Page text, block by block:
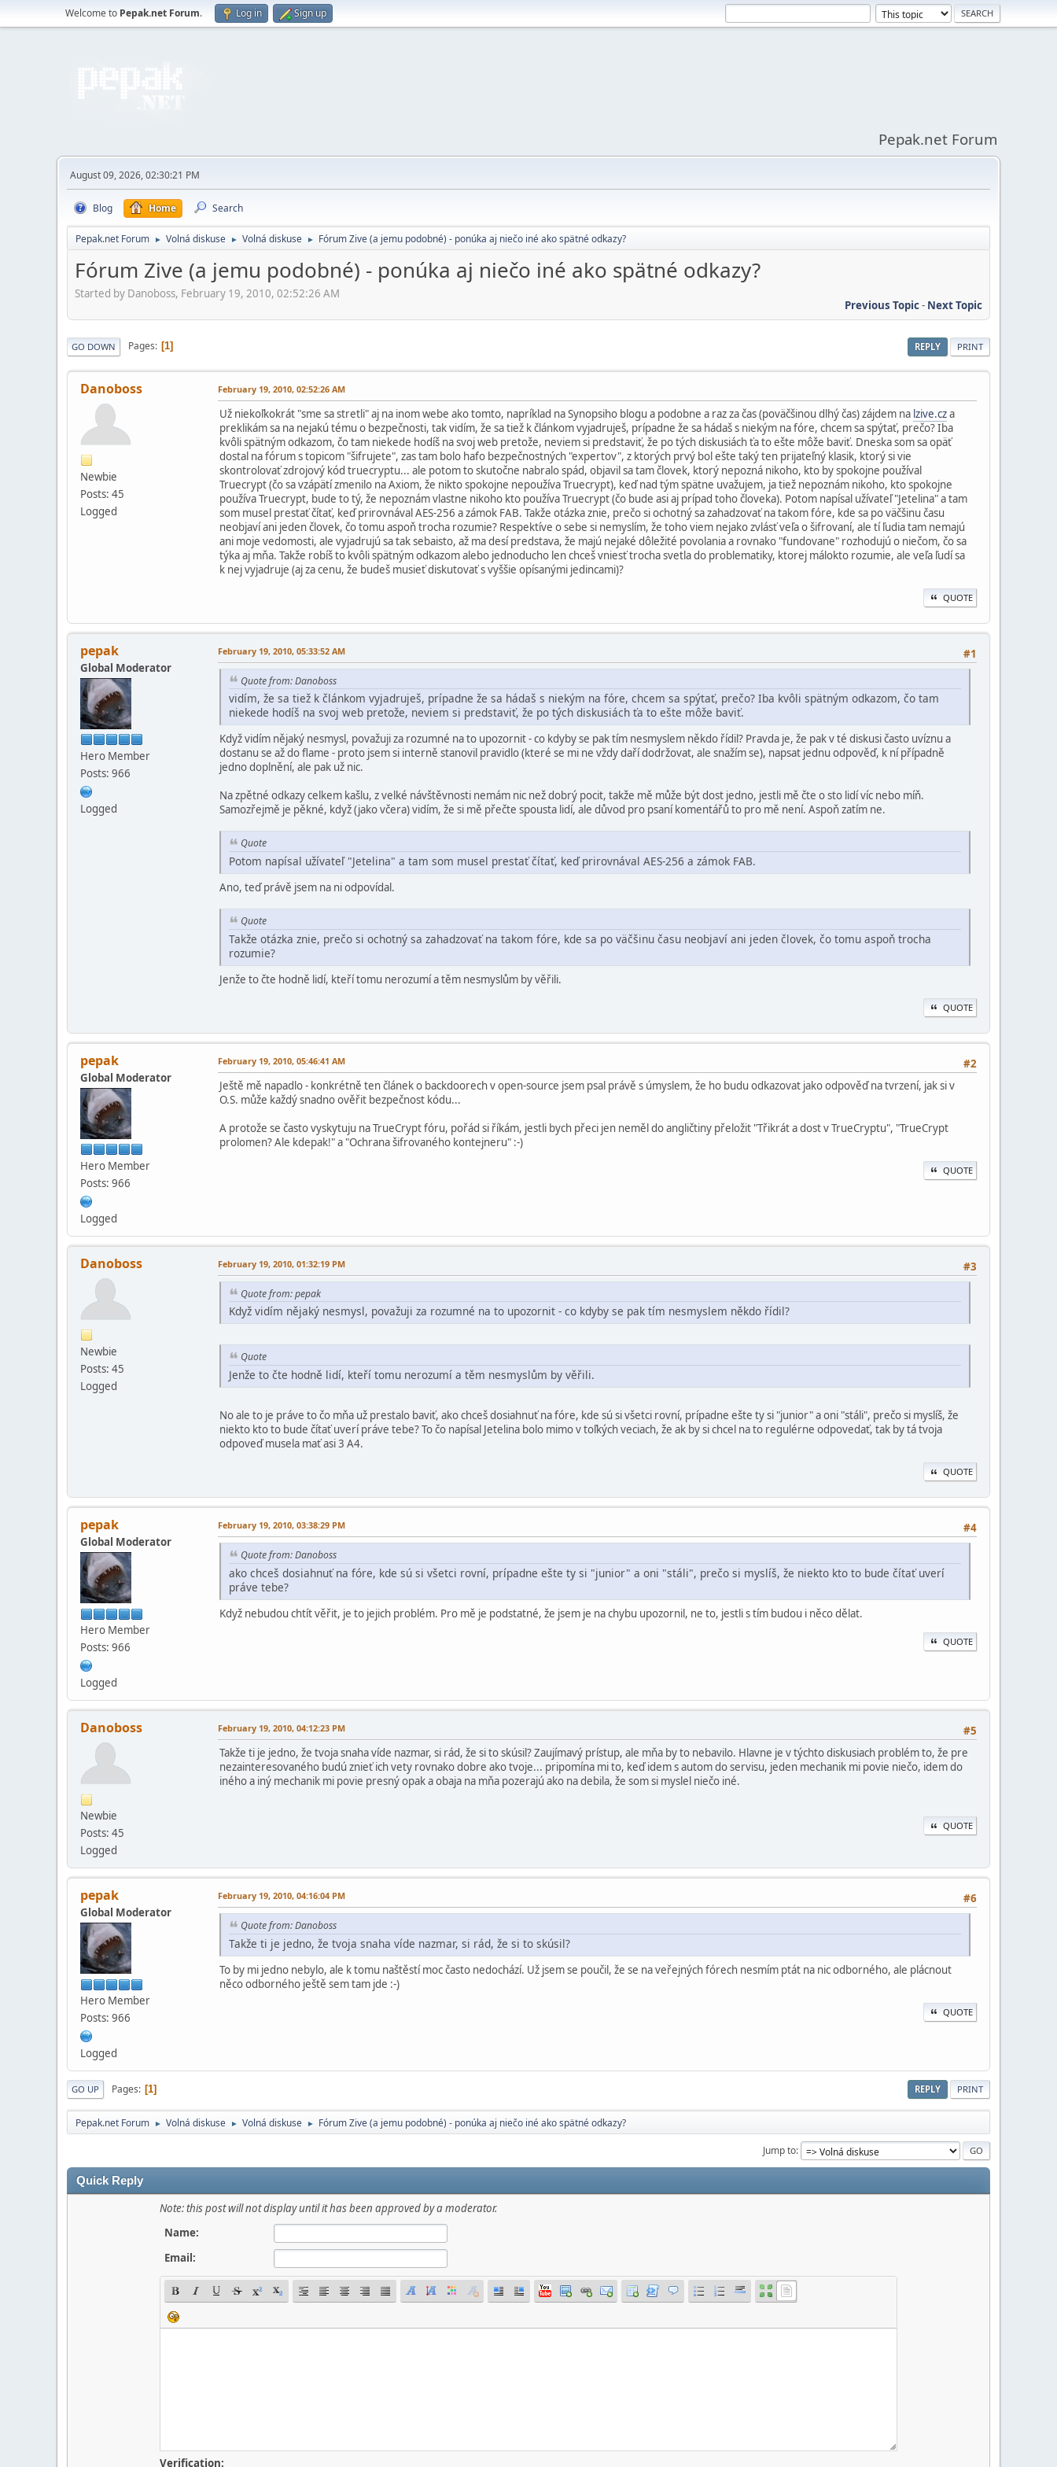
Welcome to Pepak.net Forum. Log in Sign up
Pepak.net Forum
August 09, 2026, 02:30:21 PM
Blog Home Search
Pepak.net Forum ► Volná diskuse ► Volná diskuse ► Fórum Zive (a jemu podobné) - ponúka aj niečo iné ako spätné odkazy?
Fórum Zive (a jemu podobné) - ponúka aj niečo iné ako spätné odkazy?
Started by Danoboss, February 19, 2010, 02:52:26 AM
Previous Topic- Next Topic
REPLY PRINT
GO DOWN Pages 1
Danoboss
Newbie
Posts: 45
Logged
February 19, 2010, 02:52:26 AM
Už niekoľkokrát "sme sa stretli" aj na inom webe ako tomto, napríklad na Synopsiho blogu a podobne a raz za čas (poväčšinou dlhý čas) zájdem na lzive.cza
preklikám sa na nejakú tému o bezpečnosti, tak vidím, že sa tiež k článkom vyjadruješ, prípadne že sa hádaš s niekým na fóre, chcem sa spýtať, prečo? Iba
kvôli spätným odkazom, čo tam niekede hodíš na svoj web pretože, neviem si predstaviť, že po tých diskusiách ťa to ešte môže baviť. Dneska som sa opäť
dostal na fórum s topicom "šifrujete", zas tam bolo hafo bezpečnostných "expertov", z ktorých prvý bol ešte taký ten prijateľný klasik, ktorý si vie
skontrolovať zdrojový kód truecryptu... ale potom to skutočne nabralo spád, objavil sa tam človek, ktorý nepozná nikoho, kto by spokojne používal
Truecrypt (čo sa vzápätí zmenilo na Axiom, že nikto spokojne nepoužíva Truecrypt), keď nad tým spätne uvažujem, ja tiež nepoznám nikoho, kto spokojne
používa Truecrypt, bude to tý, že nepoznám vlastne nikoho kto používa Truecrypt (čo bude asi aj prípad toho človeka). Potom napísal užívateľ "Jetelina" a tam
som musel prestať čítať, keď prirovnával AES-256 a zámok FAB. Takže otázka znie, prečo si ochotný sa zahadzovať na takom fóre, kde sa po väčšinu času
neobjaví ani jeden človek, čo tomu aspoň trocha rozumie? Respektíve o sebe si nemyslím, že toho viem nejako zvlásť veľa o šifrovaní, ale tí ľudia tam nemajú
ani moje vedomosti, ale vyjadrujú sa tak sebaisto, až ma desí predstava, že majú nejaké dôležité povolania a rovnako "fundovane" rozhodujú o niečom, čo sa
týka aj mňa. Takže robíš to kvôli spätným odkazom alebo jednoducho len chceš vniesť trocha svetla do problematiky, ktorej málokto rozumie, ale veľa ľudí sa
k nej vyjadruje (aj za cenu, že budeš musieť diskutovať s vyššie opísanými jedincami)?
QUOTE
pepak
Global Moderator
Hero Member
Posts: 966
Logged
#1
February 19, 2010, 05:33:52 AM
Quote from: Danoboss
vidím, že sa tiež k článkom vyjadruješ, prípadne že sa hádaš s niekým na fóre, chcem sa spýtať, prečo? Iba kvôli spätným odkazom, čo tam
niekede hodíš na svoj web pretože, neviem si predstaviť, že po tých diskusiách ťa to ešte môže baviť.
Když vidím nějaký nesmysl, považuji za rozumné na to upozornit - co kdyby se pak tím nesmyslem někdo řídil? Pravda je, že pak v té diskusi často uvíznu a
dostanu se až do flame - proto jsem si interně stanovil pravidlo (které se mi ne vždy daří dodržovat, ale snažím se), napsat jednu odpověď, k ní případně
jedno doplnění, ale pak už nic.
Na zpětné odkazy celkem kašlu, z velké návštěvnosti nemám nic než dobrý pocit, takže mě může být dost jedno, jestli mě čte o sto lidí víc nebo míň.
Samozřejmě je pěkné, když (jako včera) vidím, že si mě přečte spousta lidí, ale důvod pro psaní komentářů to pro mě není. Aspoň zatím ne.
Quote
Potom napísal užívateľ "Jetelina" a tam som musel prestať čítať, keď prirovnával AES-256 a zámok FAB.
Ano, teď právě jsem na ni odpovídal.
Quote
Takže otázka znie, prečo si ochotný sa zahadzovať na takom fóre, kde sa po väčšinu času neobjaví ani jeden človek, čo tomu aspoň trocha
rozumie?
Jenže to čte hodně lidí, kteří tomu nerozumí a těm nesmyslům by věřili.
QUOTE
pepak
Global Moderator
Hero Member
Posts: 966
Logged
#2
February 19, 2010, 05:46:41 AM
Ještě mě napadlo - konkrétně ten článek o backdoorech v open-source jsem psal právě s úmyslem, že ho budu odkazovat jako odpověď na tvrzení, jak si v
O.S. může každý snadno ověřit bezpečnost kódu...
A protože se často vyskytuju na TrueCrypt fóru, pořád si říkám, jestli bych přeci jen neměl do angličtiny přeložit "Třikrát a dost v TrueCryptu", "TrueCrypt
prolomen? Ale kdepak!" a "Ochrana šifrovaného kontejneru" :-)
QUOTE
Danoboss
Newbie
Posts: 45
Logged
#3
February 19, 2010, 01:32:19 PM
Quote from: pepak
Když vidím nějaký nesmysl, považuji za rozumné na to upozornit - co kdyby se pak tím nesmyslem někdo řídil?
Quote
Jenže to čte hodně lidí, kteří tomu nerozumí a těm nesmyslům by věřili.
No ale to je práve to čo mňa už prestalo baviť, ako chceš dosiahnuť na fóre, kde sú si všetci rovní, prípadne ešte ty si "junior" a oni "stáli", prečo si myslíš, že
niekto kto to bude čítať uverí práve tebe? To čo napísal Jetelina bolo mimo v toľkých veciach, že ak by si chcel na to regulérne odpovedať, tak by tá tvoja
odpoveď musela mať asi 3 A4.
QUOTE
pepak
Global Moderator
Hero Member
Posts: 966
Logged
#4
February 19, 2010, 03:38:29 PM
Quote from: Danoboss
ako chceš dosiahnuť na fóre, kde sú si všetci rovní, prípadne ešte ty si "junior" a oni "stáli", prečo si myslíš, že niekto kto to bude čítať uverí
práve tebe?
Když nebudou chtít věřit, je to jejich problém. Pro mě je podstatné, že jsem je na chybu upozornil, ne to, jestli s tím budou i něco dělat.
QUOTE
Danoboss
Newbie
Posts: 45
Logged
#5
February 19, 2010, 04:12:23 PM
Takže ti je jedno, že tvoja snaha víde nazmar, si rád, že si to skúsil? Zaujímavý prístup, ale mňa by to nebavilo. Hlavne je v týchto diskusiach problém to, že pre
nezainteresovaného budú znieť ich vety rovnako dobre ako tvoje... pripomína mi to, keď idem s autom do servisu, jeden mechanik mi povie niečo, idem do
iného a iný mechanik mi povie presný opak a obaja na mňa pozerajú ako na debila, že som si myslel niečo iné.
QUOTE
pepak
Global Moderator
Hero Member
Posts: 966
Logged
#6
February 19, 2010, 04:16:04 PM
Quote from: Danoboss
Takže ti je jedno, že tvoja snaha víde nazmar, si rád, že si to skúsil?
To by mi jedno nebylo, ale k tomu naštěstí moc často nedochází. Už jsem se poučil, že se na veřejných fórech nesmím ptát na nic odborného, ale plácnout
něco odborného ještě sem tam jde :-)
QUOTE
REPLY PRINT
GO UP Pages 1
Pepak.net Forum ► Volná diskuse ► Volná diskuse ► Fórum Zive (a jemu podobné) - ponúka aj niečo iné ako spätné odkazy?
Jump to
Quick Reply
Note: this post will not display until it has been approved by a moderator.
Name:
Email:
Verification: